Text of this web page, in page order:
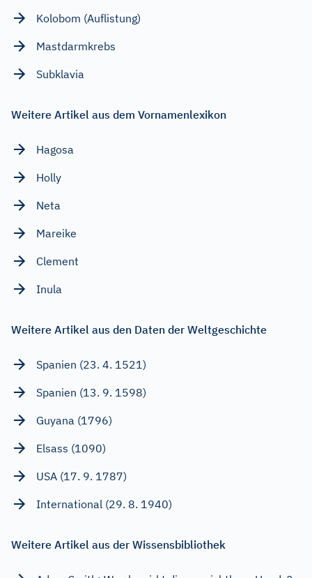
Kolobom (Auflistung)
Mastdarmkrebs
Subklavia
Weitere Artikel aus dem Vornamenlexikon
Hagosa
Holly
Neta
Mareike
Clement
Inula
Weitere Artikel aus den Daten der Weltgeschichte
Spanien (23. 4. 1521)
Spanien (13. 9. 1598)
Guyana (1796)
Elsass (1090)
USA (17. 9. 1787)
International (29. 8. 1940)
Weitere Artikel aus der Wissensbibliothek